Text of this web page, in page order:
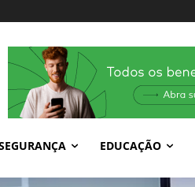
EDUCAÇÃO